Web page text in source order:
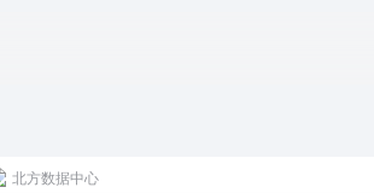
北方数据中心